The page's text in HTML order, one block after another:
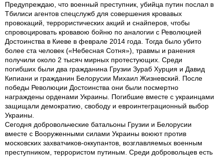
Предупреждаю, что военный преступник, убийца путин послал в
Тбилиси агентов спецслужб для совершения кровавых
провокаций, террористических акций и снайперов, чтобы
спровоцировать кровавою бойню по аналогии с Революцией
Достоинства в Киеве в феврале 2014 года. Тогда было убито
более ста человек («Небесная Сотня»), травмы и ранения
получили около 2 тысяч мирных протестующих. Среди
погибших были два гражданина Грузии Зураб Хурция и Давид
Кипиани и гражданин Белорусии Михаил Жизневский. После
победы Революции Достоинства они были посмертно
награждены орденами Украины. Погибшие вместе с украинцами
защищали демократию, свободу и евроинтеграционный выбор
Украины.
Сегодня добровольческие батальоны Грузии и Белорусии
вместе с Вооруженными силами Украины воюют против
московских захватчиков-оккупантов, возглавляемых военным
преступником, террористом путиным. Среди добровольцев есть